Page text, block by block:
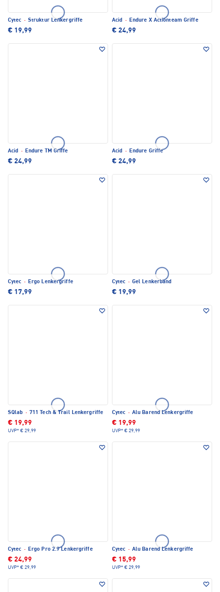
Cytec · Struktur Lenkergriffe
€ 19,99
Acid · Endure X Actionteam Griffe
€ 24,99
Acid · Endure TM Griffe
€ 24,99
Acid · Endure Griffe
€ 24,99
Cytec · Ergo Lenkergriffe
€ 17,99
Cytec · Gel Lenkerband
€ 19,99
SQlab · 711 Tech & Trail Lenkergriffe
€ 19,99
UVP* € 29,99
Cytec · Alu Barend Lenkergriffe
€ 19,99
UVP* € 29,99
Cytec · Ergo Pro 2.9 Lenkergriffe
€ 24,99
UVP* € 29,99
Cytec · Alu Barend Lenkergriffe
€ 15,99
UVP* € 29,99